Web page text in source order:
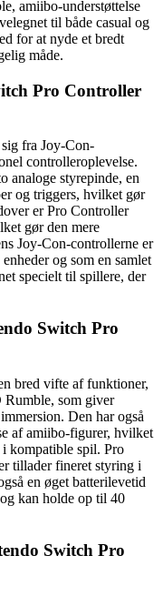
amiibo-understøttelse
til både casual og
for at nyde et bredt
måde.
Pro Controller
fra Joy-Con-
controlleroplevelse.
analoge styrepinde, en
og triggers, hvilket gør
er Pro Controller
gør den mere
Joy-Con-controllerne er
og som en samlet
specielt til spillere, der
Switch Pro
bred vifte af funktioner,
Rumble, som giver
Den har også
af amiibo-figurer, hvilket
kompatible spil. Pro
tillader fineret styring i
en øget batterilevetid
kan holde op til 40
Switch Pro